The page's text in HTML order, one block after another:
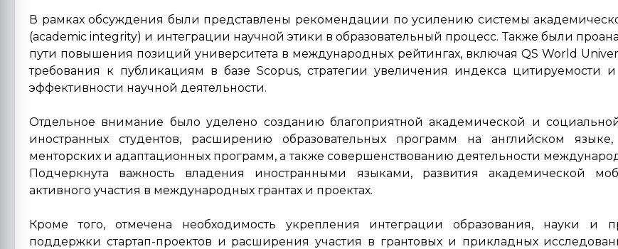
В рамках обсуждения были представлены рекомендации по усилению системы
(academic integrity) и интеграции научной этики в образовательный процесс. Также были
пути повышения позиций университета в международных рейтингах, включая QS World
требования к публикациям в базе Scopus, стратегии увеличения индекса цитируемости
эффективности научной деятельности.
Отдельное внимание было уделено созданию благоприятной академической и
иностранных студентов, расширению образовательных программ на английском
менторских и адаптационных программ, а также совершенствованию деятельности
Подчеркнута важность владения иностранными языками, развития академической
активного участия в международных грантах и проектах.
Кроме того, отмечена необходимость укрепления интеграции образования, науки и
поддержки стартап-проектов и расширения участия в грантовых и прикладных